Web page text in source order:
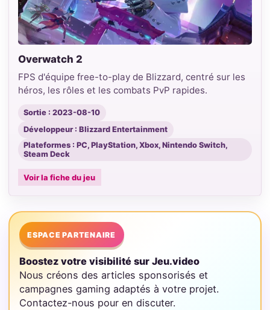
Overwatch 2
FPS d'équipe free-to-play de Blizzard, centré sur les
héros, les rôles et les combats PvP rapides.
Sortie : 2023-08-10
Développeur : Blizzard Entertainment
Plateformes : PC, PlayStation, Xbox, Nintendo Switch,
Steam Deck
Voir la fiche du jeu
ESPACE PARTENAIRE
Boostez votre visibilité sur Jeu.video
Nous créons des articles sponsorisés et
campagnes gaming adaptés à votre projet.
Contactez-nous pour en discuter.